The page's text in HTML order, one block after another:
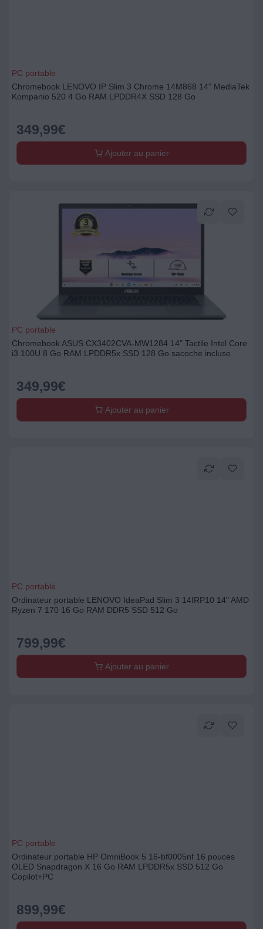
PC portable
Chromebook LENOVO IP Slim 3 Chrome 14M868 14" MediaTek
Kompanio 520 4 Go RAM LPDDR4X SSD 128 Go
349,99€
Ajouter au panier
PC portable
Chromebook ASUS CX3402CVA-MW1284 14" Tactile Intel Core
i3 100U 8 Go RAM LPDDR5x SSD 128 Go sacoche incluse
349,99€
Ajouter au panier
PC portable
Ordinateur portable LENOVO IdeaPad Slim 3 14IRP10 14" AMD
Ryzen 7 170 16 Go RAM DDR5 SSD 512 Go
799,99€
Ajouter au panier
PC portable
Ordinateur portable HP OmniBook 5 16-bf0005nf 16 pouces
OLED Snapdragon X 16 Go RAM LPDDR5x SSD 512 Go
Copilot+PC
899,99€